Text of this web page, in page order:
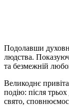
Подолавши
людства.
та безмежній
Великоднє
подію: після
свято,